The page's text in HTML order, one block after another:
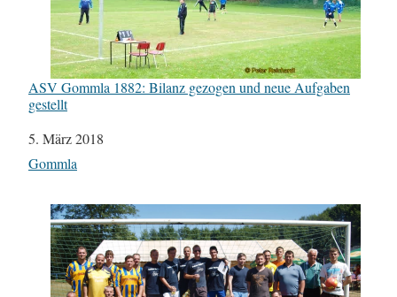
ASV Gommla 1882: Bilanz gezogen und neue Aufgaben
gestellt
Datum
5. März 2018
In Bezug auf
Gommla